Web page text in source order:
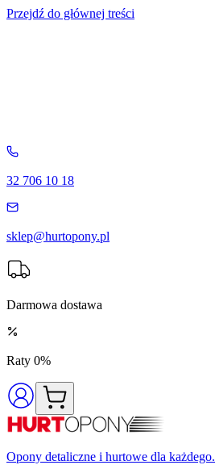
Przejdź do głównej treści
32 706 10 18
sklep@hurtopony.pl
Darmowa dostawa
Raty 0%
Opony detaliczne i hurtowe dla każdego.